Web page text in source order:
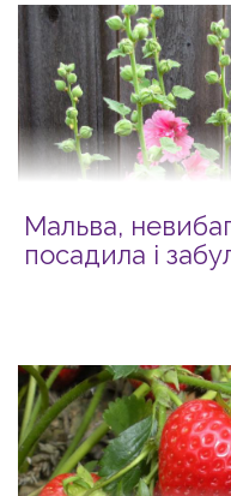
Мальва,
посадила і